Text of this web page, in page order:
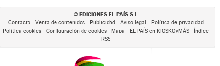
© EDICIONES EL PAÍS S.L.
Contacto Venta de contenidos Publicidad Aviso legal
Política de privacidad
Política cookies
Configuración de cookies Mapa EL PAÍS en KIOSKOyMÁS
Índice
RSS